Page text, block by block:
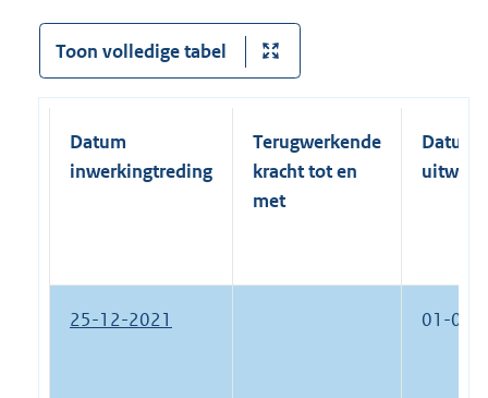
Toon volledige tabel
Datum
inwerkingtreding
Terugwerkende
kracht tot en
met
Datum
25-12-2021 01-01-